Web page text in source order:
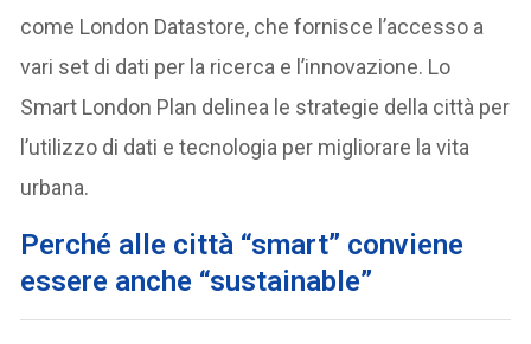
come London Datastore, che fornisce l’accesso a
vari set di dati per la ricerca e l’innovazione. Lo
Smart London Plan delinea le strategie della città per
l’utilizzo di dati e tecnologia per migliorare la vita
urbana.
Perché alle città “smart” conviene
essere anche “sustainable”